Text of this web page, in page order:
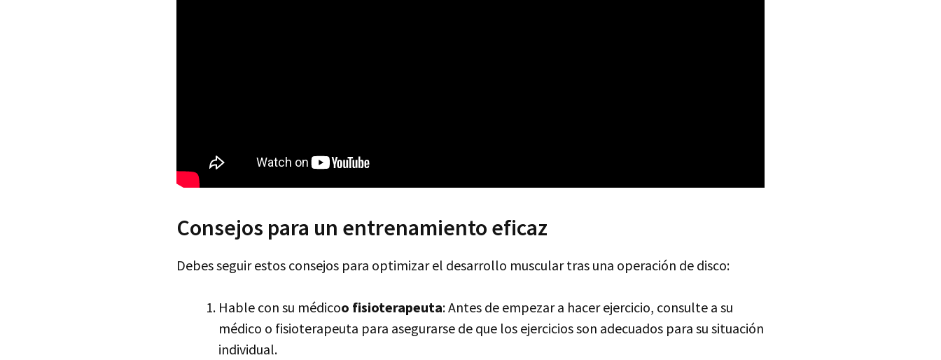
Consejos para un entrenamiento eficaz
Debes seguir estos consejos para optimizar el desarrollo muscular tras una operación de disco:
Hable con su médicoo fisioterapeuta: Antes de empezar a hacer ejercicio, consulte a su
médico o fisioterapeuta para asegurarse de que los ejercicios son adecuados para su situación
individual.